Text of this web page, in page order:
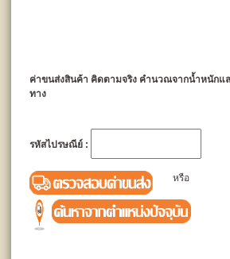
ค่าขนส่งสินค้า คิดตามจริง คำนวณจากน้ำหนักแ
ทาง
รหัสไปรษณีย์ :
หรือ